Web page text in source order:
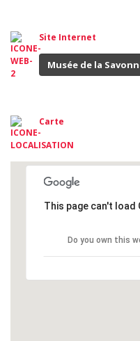
Site Internet
Musée de la
Carte
This page can't
Do you own this